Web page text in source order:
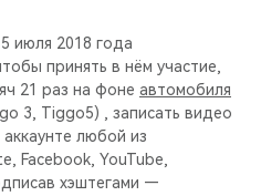
июля 2018 года
принять в нём участие,
21 раз на фоне автомобиля
3, Tiggo5) , записать видео
любой из
Facebook, YouTube,
хэштегами —